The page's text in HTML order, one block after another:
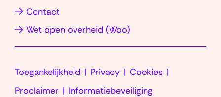
venster)
Contact
Wet open overheid (Woo)
in
venster)
Toegankelijkheid Privacy
Cookies
Proclaimer
Informatiebeveiliging